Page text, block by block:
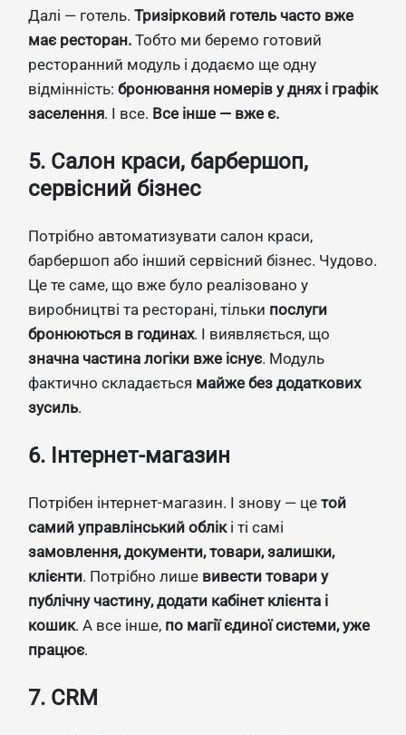
Далі — готель. Тризірковий готель часто вже
має ресторан. Тобто ми беремо готовий
ресторанний модуль і додаємо ще одну
відмінність: бронювання номерів у днях і графік
заселення. І все. Все інше — вже є.
5. Салон краси, барбершоп,
сервісний бізнес
Потрібно автоматизувати салон краси,
барбершоп або інший сервісний бізнес. Чудово.
Це те саме, що вже було реалізовано у
виробництві та ресторані, тільки послуги
бронюються в годинах. І виявляється, що
значна частина логіки вже існує. Модуль
фактично складається майже без додаткових
зусиль.
6. Інтернет-магазин
Потрібен інтернет-магазин. І знову — це той
самий управлінський облікі ті самі
замовлення, документи, товари, залишки,
клієнти. Потрібно лише вивести товари у
публічну частину, додати кабінет клієнта і
кошик. А все інше, по магії єдиної системи, уже
працює.
7. CRM